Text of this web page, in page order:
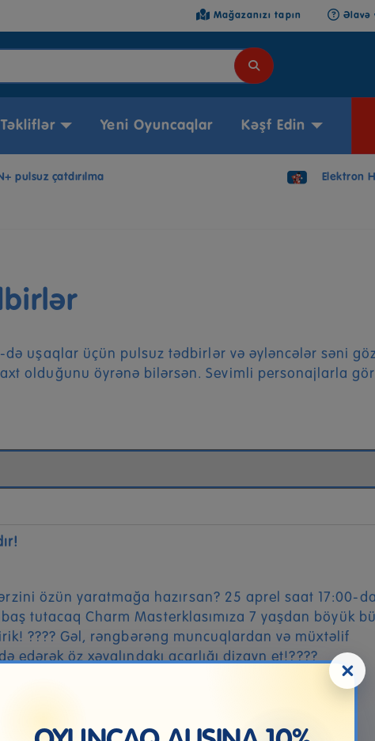
Mağazanızı tapın Əlavə
Təkliflər Yeni Oyuncaqlar Kəşf Edin
pulsuz çatdırılma Elektron
uşaqlar üçün pulsuz tədbirlər və əyləncələr səni
olduğunu öyrənə bilərsən. Sevimli personajlarla
özün yaratmağa hazırsan? 25 aprel saat 17:00-da
tutacaq Charm Masterklasımıza 7 yaşdan böyük
???? Gəl, rəngbərəng muncuqlardan və müxtəlif
edərək öz xəyalındakı açarlığı dizayn et!????
×